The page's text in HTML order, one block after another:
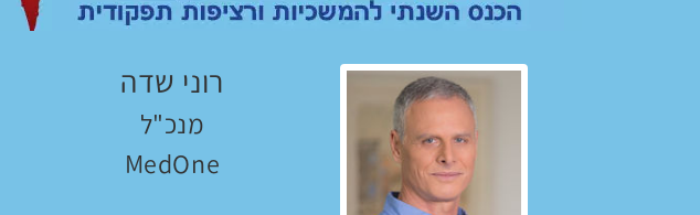
רוני שדה
מנכ"ל
MedOne